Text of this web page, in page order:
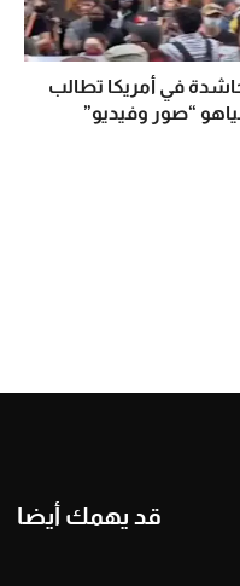
في أمريكا تطالب
“صور وفيديو”
قد يهمك أيضا